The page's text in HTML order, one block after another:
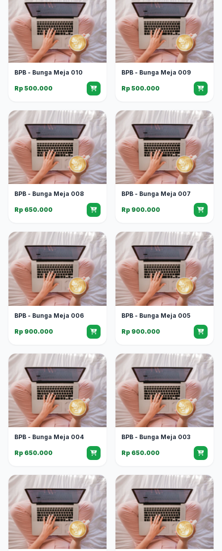
BPB - Bunga Meja 010
Rp 500.000
BPB - Bunga Meja 009
Rp 500.000
BPB - Bunga Meja 008
Rp 650.000
BPB - Bunga Meja 007
Rp 900.000
BPB - Bunga Meja 006
Rp 900.000
BPB - Bunga Meja 005
Rp 900.000
BPB - Bunga Meja 004
Rp 650.000
BPB - Bunga Meja 003
Rp 650.000